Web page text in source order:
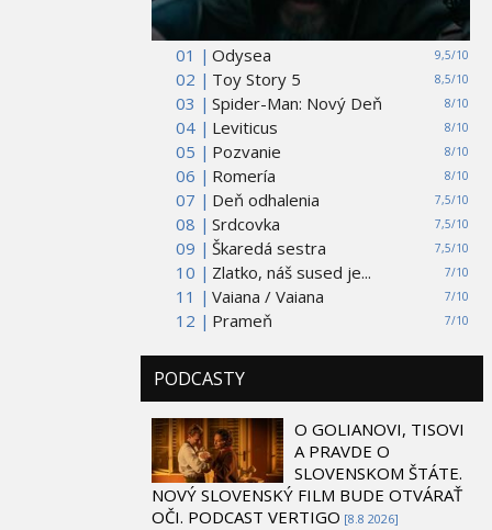
01 | 9,5/10
Odysea
02 |
8,5/10
Toy Story 5
03 |
8/10
Spider-Man: Nový Deň
04 |
8/10
Leviticus
05 |
8/10
Pozvanie
06 |
8/10
Romería
07 |
7,5/10
Deň odhalenia
08 |
7,5/10
Srdcovka
09 |
7,5/10
Škaredá sestra
10 |
7/10
Zlatko, náš sused je...
11 |
7/10
Vaiana / Vaiana
12 |
7/10
Prameň
PODCASTY
O GOLIANOVI, TISOVI
A PRAVDE O
SLOVENSKOM ŠTÁTE.
NOVÝ SLOVENSKÝ FILM BUDE OTVÁRAŤ
OČI. PODCAST VERTIGO [8.8 2026]